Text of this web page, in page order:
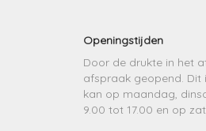
Openingstijden
Door de drukte in het
afspraak geopend. Dit
kan op maandag,
9.00 tot 17.00 en op